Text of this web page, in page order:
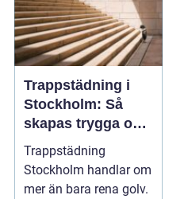
Trappstädning i
Stockholm: Så
skapas trygga och
trivsamma
trapphus
Trappstädning
Stockholm handlar om
mer än bara rena golv.